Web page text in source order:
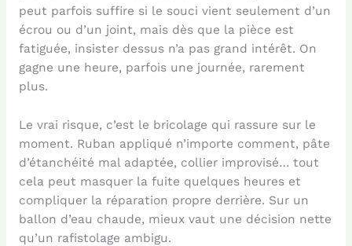
peut parfois suffire si le souci vient seulement d’un
écrou ou d’un joint, mais dès que la pièce est
fatiguée, insister dessus n’a pas grand intérêt. On
gagne une heure, parfois une journée, rarement
plus.
Le vrai risque, c’est le bricolage qui rassure sur le
moment. Ruban appliqué n’importe comment, pâte
d’étanchéité mal adaptée, collier improvisé… tout
cela peut masquer la fuite quelques heures et
compliquer la réparation propre derrière. Sur un
ballon d’eau chaude, mieux vaut une décision nette
qu’un rafistolage ambigu.